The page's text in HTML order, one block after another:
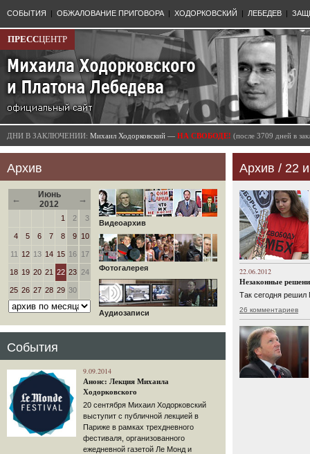
СОБЫТИЯ | ОБЖАЛОВАНИЕ ПРИГОВОРА | ХОДОРКОВСКИЙ | ЛЕБЕДЕВ |
ПРЕССЦЕНТР
ДНИ В ЗАКЛЮЧЕНИИ: Михаил Ходорковский — НА СВОБОДЕ! (после 3709 дней в
Архив
←
Июнь
2012
→
1 2 3
4 5 6 7 8 9 10
11 12 13 14 15 16 17
18 19 20 21 22 23 24
25 26 27 28 29 30
Видеоархив
Фотогалерея
Аудиозаписи
События
9.09.2014
Анонс: Лекция Михаила
Ходорковского
20 сентября Михаил Ходорковский
выступит с публичной лекцией в
Париже в рамках трехдневного
фестиваля, организованного
ежедневной газетой Ле Монд и
Архив / 22
22.06.2012
Незаконные
Так сегодня
26 комментариев